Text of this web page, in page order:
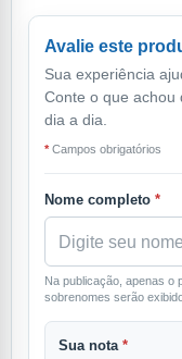
Avalie este
Sua experiência
Conte o que achou
dia a dia.
* Campos obrigatórios
Nome completo *
Na publicação, apenas o
sobrenomes serão
Sua nota *